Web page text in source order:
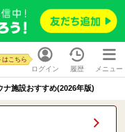
ログイン
はこちら
履歴 メニュー
ナ施設おすすめ(2026年版)